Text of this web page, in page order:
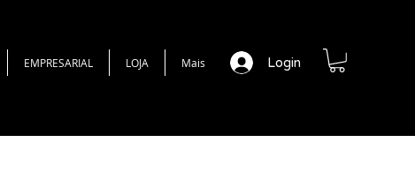
EMPRESARIAL LOJA Mais Login